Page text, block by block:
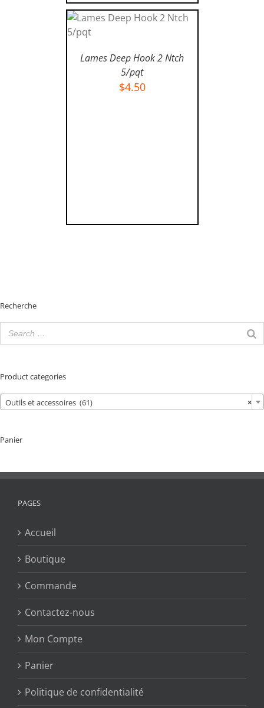
DÉTAILS
Lames Deep Hook 2 Ntch
5/pqt
$4.50
Recherche
Product categories
×
Outils et accessoires (61)
Panier
PAGES
Accueil
Boutique
Commande
Contactez-nous
Mon Compte
Panier
Politique de confidentialité